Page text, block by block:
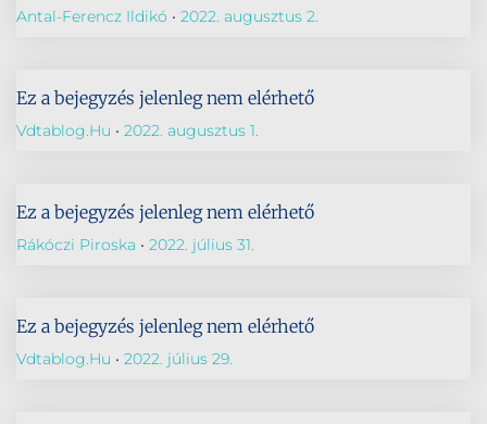
Antal-Ferencz Ildikó 2022. augusztus 2.
Ez a bejegyzés jelenleg nem elérhető
Vdtablog.hu 2022. augusztus 1.
Ez a bejegyzés jelenleg nem elérhető
Rákóczi Piroska 2022. július 31.
Ez a bejegyzés jelenleg nem elérhető
Vdtablog.hu 2022. július 29.